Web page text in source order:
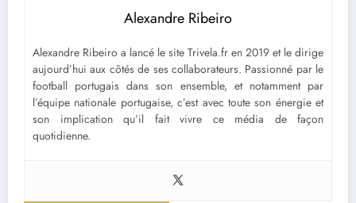
Alexandre Ribeiro
Alexandre Ribeiro a lancé le site Trivela.fr en 2019 et le dirige
aujourd’hui aux côtés de ses collaborateurs. Passionné par le
football portugais dans son ensemble, et notamment par
l’équipe nationale portugaise, c’est avec toute son énergie et
son implication qu’il fait vivre ce média de façon
quotidienne.